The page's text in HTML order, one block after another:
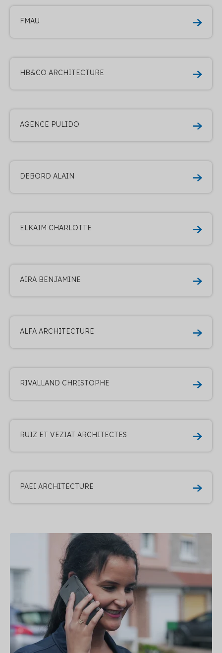
FMAU
HB&CO ARCHITECTURE
AGENCE PULIDO
DEBORD ALAIN
ELKAIM CHARLOTTE
AIRA BENJAMINE
ALFA ARCHITECTURE
RIVALLAND CHRISTOPHE
RUIZ ET VEZIAT ARCHITECTES
PAEI ARCHITECTURE